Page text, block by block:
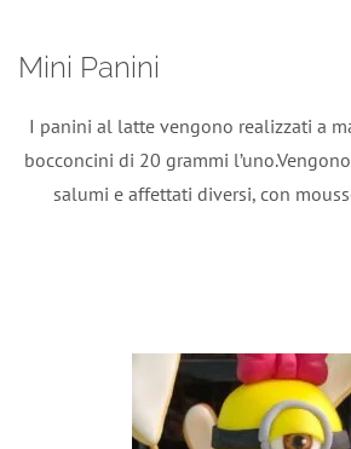
Mini Panini
I panini al latte vengono realizzati a
bocconcini di 20 grammi
salumi e affettati diversi, con